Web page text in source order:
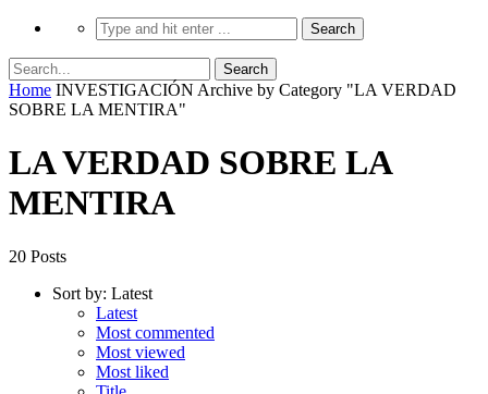
Home INVESTIGACIÓN Archive by Category "LA VERDAD
SOBRE LA MENTIRA"
LA VERDAD SOBRE LA
MENTIRA
20 Posts
Sort by: Latest
Latest
Most commented
Most viewed
Most liked